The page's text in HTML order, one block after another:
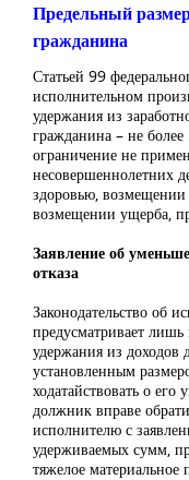
Предельный
гражданина
Статьей 99
исполнительном
удержания из
гражданина – не
ограничение не
несовершеннолетних
здоровью, возмещении
возмещении ущерба,
Заявление об
отказа
Законодательство об
предусматривает
удержания из доходов
установленным
ходатайствовать о
должник вправе
исполнителю с
удерживаемых сумм,
тяжелое материальное